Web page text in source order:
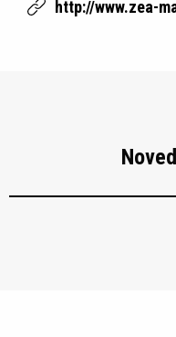
http://www.zea-